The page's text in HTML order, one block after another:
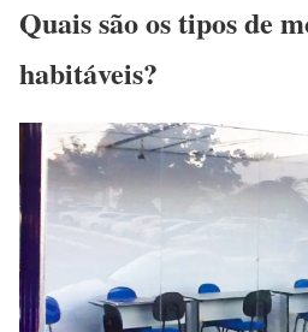
Quais são os tipos de
habitáveis?